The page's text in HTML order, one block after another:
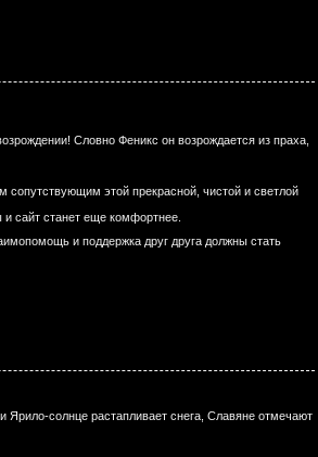
Словно Феникс он возрождается из праха,
этой прекрасной, чистой и светлой
сайт станет еще комфортнее.
и поддержка друг друга должны стать
Ярило-солнце растапливает снега, Славяне отмечают